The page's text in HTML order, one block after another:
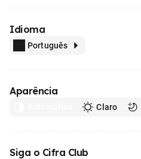
Idioma
Português
Aparência
Claro
Siga o Cifra Club